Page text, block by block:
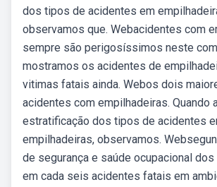
dos tipos de acidentes em
observamos que. Webacidentes com
sempre são perigosíssimos neste
mostramos os acidentes de
vitimas fatais ainda. Webos dois
acidentes com empilhadeiras. Quando
estratificação dos tipos de acidentes
empilhadeiras, observamos.
de segurança e saúde ocupacional dos
em cada seis acidentes fatais em